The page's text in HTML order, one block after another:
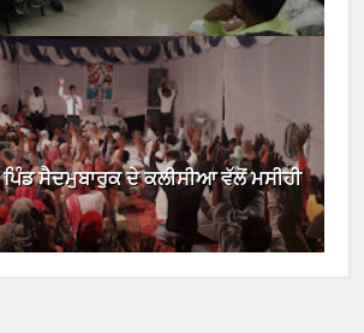
ਸੈਦਮੁਬਾਰੁਕ ਦੇ ਕਲੀਸੀਆ ਵੱਲੋਂ ਮਸੀਹੀ